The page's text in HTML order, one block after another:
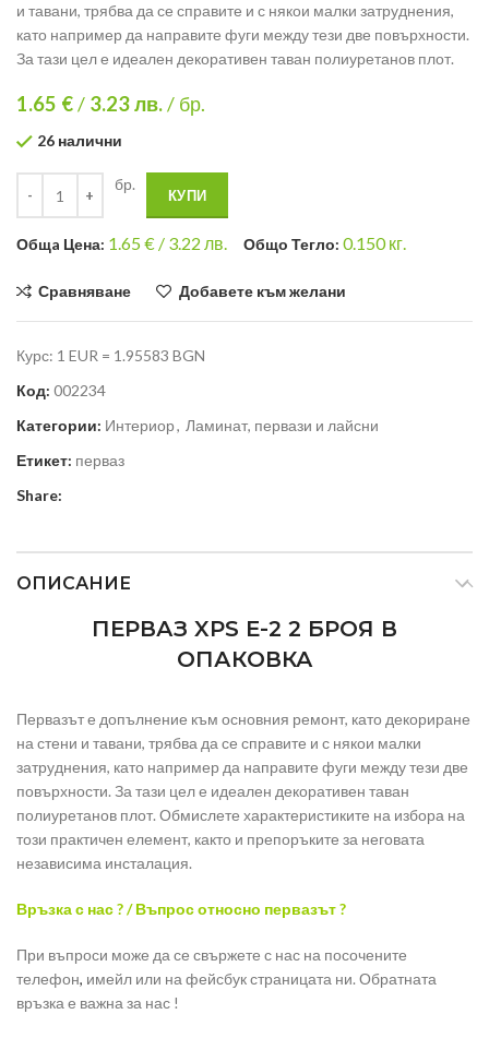
и тавани, трябва да се справите и с някои малки затруднения,
като например да направите фуги между тези две повърхности.
За тази цел е идеален декоративен таван полиуретанов плот.
1.65 €/ 3.23лв./ бр.
26 налични
бр.
КУПИ
Общa Цена: 1.65€ / 3.22 лв. Общо Тегло: 0.150кг.
Сравняване Добавете към желани
Курс: 1 EUR = 1.95583 BGN
Код: 002234
Категории: Интериор, Ламинат, первази и лайсни
Етикет: перваз
Share:
ОПИСАНИЕ
ПЕРВАЗ XPS Е-2 2 БРОЯ В
ОПАКОВКА
Первазът е допълнение към основния ремонт, като декориране
на стени и тавани, трябва да се справите и с някои малки
затруднения, като например да направите фуги между тези две
повърхности. За тази цел е идеален декоративен таван
полиуретанов плот. Обмислете характеристиките на избора на
този практичен елемент, както и препоръките за неговата
независима инсталация.
Връзка с нас ? / Въпрос относно первазът ?
При въпроси може да се свържете с нас на посочените
телефон, имейл или на фейсбук страницата ни. Обратната
връзка е важна за нас !